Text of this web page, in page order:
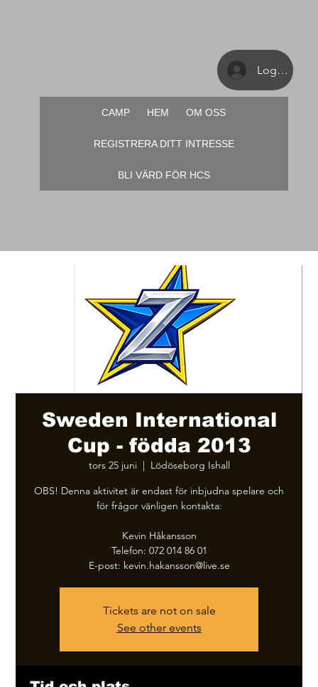
Logga in
CAMP HEM OM OSS
REGISTRERA DITT INTRESSE
BLI VÄRD FÖR HCS
Sweden International
Cup - födda 2013
tors 25 juni
  |
Lödöseborg Ishall
OBS! Denna aktivitet är endast för inbjudna spelare och
för frågor vänligen kontakta:
Kevin Håkansson
Telefon: 072 014 86 01
E-post: kevin.hakansson@live.se
Tickets are not on sale
See other events